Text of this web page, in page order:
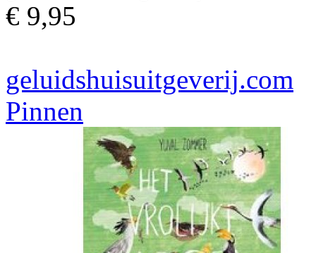
€ 9,95
geluidshuisuitgeverij.com
Pinnen